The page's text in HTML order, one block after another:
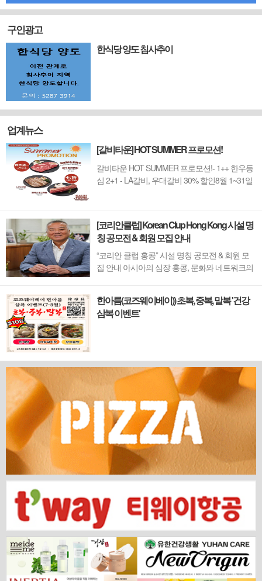
구인광고
한식당 양도 침사추이
업계뉴스
[갈비타운] HOT SUMMER 프로모션!
갈비타운 HOT SUMMER 프로모션!- 1++ 한우등
심 2+1 - LA갈비, 우대갈비 30% 할인8월 1~31일
[코리안클럽] Korean Clup Hong Kong 시설 명
칭 공모전 & 회원 모집 안내
“코리안 클럽 홍콩” 시설 명칭 공모전 & 회원 모
집 안내 아시아의 심장 홍콩, 문화와 네트워크의
홍콩. 이 역동적인 글로벌 허브의 중심에서 한국
의 깊이 있는 문화유산과 세계적 감각을 잇는 새
한아름(코즈웨이베이)) 초복, 중복, 말복 '건강
삼복 이벤트'